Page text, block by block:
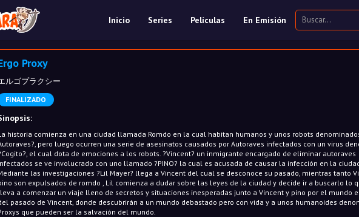
Inicio Series Películas En Emisión
Proxy
ルゴプラクシー
FINALIZADO
historia comienza en una ciudad llamada Romdo en la cual habitan humanos y unos robots
pero luego ocurren una serie de asesinatos causados por Autoraves infectados con un virus
el cual dota de emociones a los robots. ?Vincent? un inmigrante encargado de eliminar autoraves
se ve involucrado con uno llamado ?PINO? la cual es acusada de causar la infección en la
las investigaciones ?Lil Mayer? llega a Vincent del cual se desconoce su pasado, mientras tanto
son expulsados de romdo , Lil comienza a dudar sobre las leyes de la ciudad y decide ir a buscarlo lo
a comenzar un viaje lleno de secretos y situaciones inesperadas junto a Vincent y pino por el mundo
pasado de Vincent, donde descubrirán a un mundo debastado pero con vida y a unos humanoides
que pueden ser la salvación del mundo.